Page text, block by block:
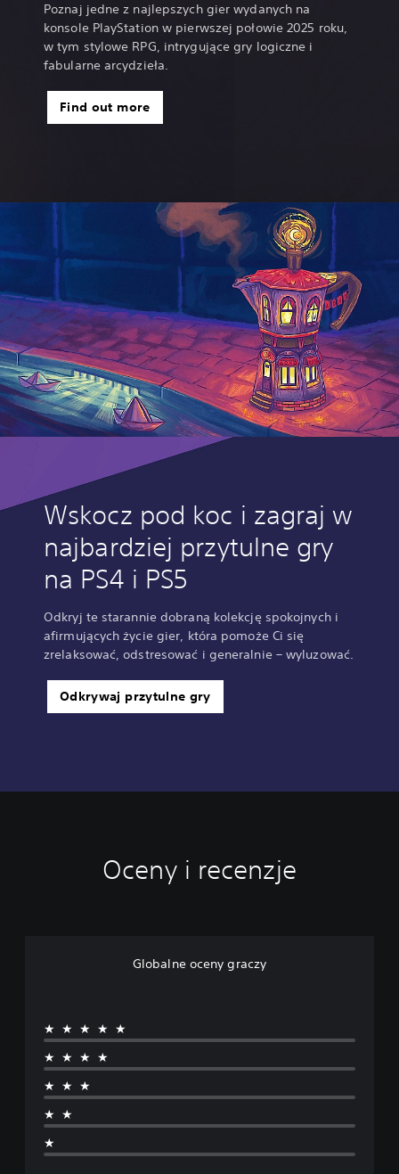
Poznaj jedne z najlepszych gier wydanych na
konsole PlayStation w pierwszej połowie 2025 roku,
w tym stylowe RPG, intrygujące gry logiczne i
fabularne arcydzieła.
Find out more
Wskocz pod koc i zagraj w
najbardziej przytulne gry
na PS4 i PS5
Odkryj te starannie dobraną kolekcję spokojnych i
afirmujących życie gier, która pomoże Ci się
zrelaksować, odstresować i generalnie – wyluzować.
Odkrywaj przytulne gry
Oceny i recenzje
Globalne oceny graczy
★★★★★
★★★★
★★★
★★
★